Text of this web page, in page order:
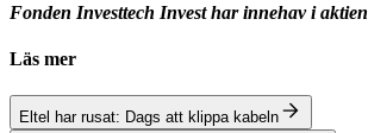
Fonden Investtech Invest har innehav i aktien
Läs mer
Eltel har rusat: Dags att klippa kabeln